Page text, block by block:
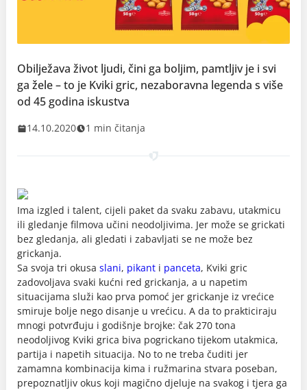
Obilježava život ljudi, čini ga boljim, pamtljiv je i svi
ga žele – to je Kviki gric, nezaboravna legenda s više
od 45 godina iskustva
14.10.2020 1 min čitanja
Ima izgled i talent, cijeli paket da svaku zabavu, utakmicu
ili gledanje filmova učini neodoljivima. Jer može se grickati
bez gledanja, ali gledati i zabavljati se ne može bez
grickanja.
Sa svoja tri okusa slani, pikant i panceta, Kviki gric
zadovoljava svaki kućni red grickanja, a u napetim
situacijama služi kao prva pomoć jer grickanje iz vrećice
smiruje bolje nego disanje u vrećicu. A da to prakticiraju
mnogi potvrđuju i godišnje brojke: čak 270 tona
neodoljivog Kviki grica biva pogrickano tijekom utakmica,
partija i napetih situacija. No to ne treba čuditi jer
zamamna kombinacija kima i ružmarina stvara poseban,
prepoznatljiv okus koji magično djeluje na svakog i tjera ga